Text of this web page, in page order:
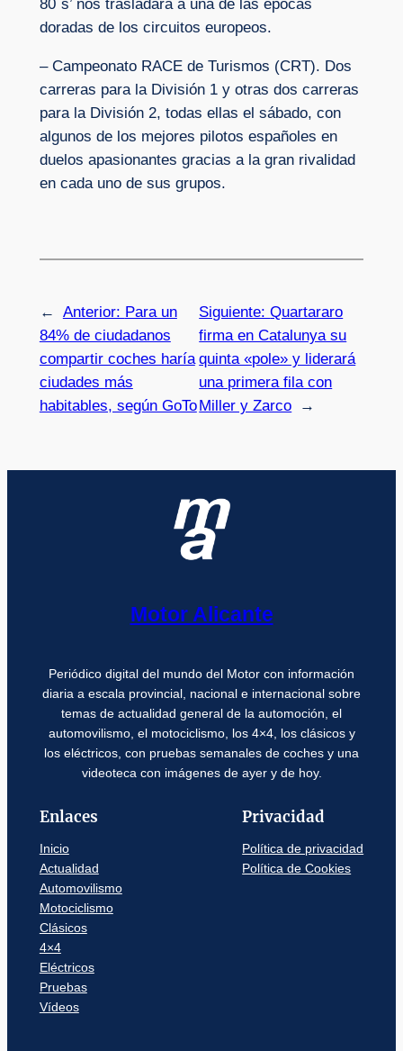
80`s’ nos trasladará a una de las épocas
doradas de los circuitos europeos.
– Campeonato RACE de Turismos (CRT). Dos
carreras para la División 1 y otras dos carreras
para la División 2, todas ellas el sábado, con
algunos de los mejores pilotos españoles en
duelos apasionantes gracias a la gran rivalidad
en cada uno de sus grupos.
← Anterior: Para un
84% de ciudadanos
compartir coches haría
ciudades más
habitables, según GoTo
Siguiente:Quartararo
firma en Catalunya su
quinta «pole» y liderará
una primera fila con
Miller y Zarco
→
Motor Alicante
Periódico digital del mundo del Motor con información
diaria a escala provincial, nacional e internacional sobre
temas de actualidad general de la automoción, el
automovilismo, el motociclismo, los 4×4, los clásicos y
los eléctricos, con pruebas semanales de coches y una
videoteca con imágenes de ayer y de hoy.
Enlaces
Inicio
Actualidad
Automovilismo
Motociclismo
Clásicos
4×4
Eléctricos
Pruebas
Vídeos
Privacidad
Política de privacidad
Política de Cookies